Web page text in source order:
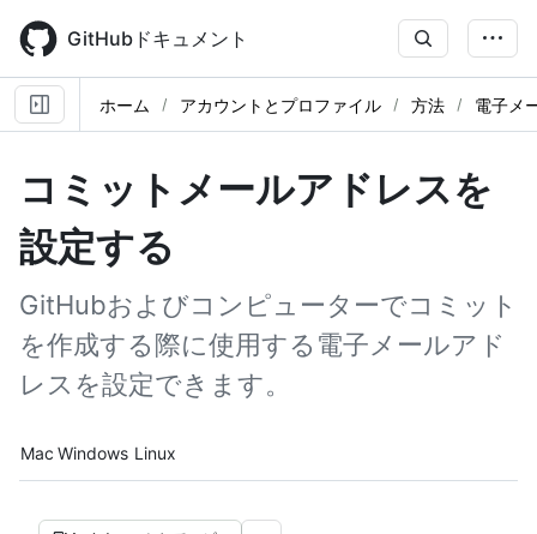
main
content
GitHubドキュメント
ホーム アカウントとプロファイル 方法 電子メ
コミットメールアドレスを
設定する
GitHubおよびコンピューターでコミット
を作成する際に使用する電子メールアド
レスを設定できます。
Platform navigation
Mac Windows Linux